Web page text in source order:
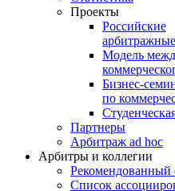
Проекты
Российские
Модель
Бизнес-
по
Партнеры
Арбитраж ad hoc
Арбитры и коллегии
Рекомендованный
Список